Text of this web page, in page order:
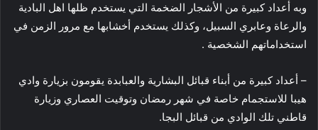
وبه أعداد كبيرة من الأشجار الضخمة التي يستخدم ظلها اهل البادية
والرعاة وعابري السبيل، وكذلك يستخدم أخشابها مع مرور الزمن في
استخداماتهم الشخصية .
– أعداد كبيرة من أبناء قبائل البشارية والعبابدة يقومون بزيارة وادي
هيبا للاستجمام خاصة في شهر رمضان وتوقيت العصاري وزيارة
قاطني تلك الوادي من قبائل البجا.